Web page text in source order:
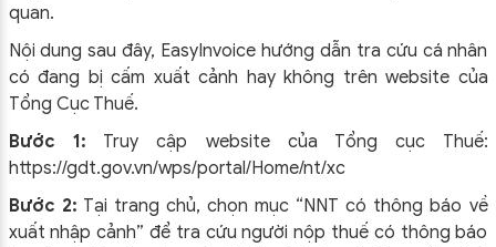
quan.
Nội dung sau đây, EasyInvoice hướng dẫn tra cứu cá nhân
có đang bị cấm xuất cảnh hay không trên website của
Tổng Cục Thuế.
Bước 1: Truy cập website của Tổng cục Thuế:
https://gdt.gov.vn/wps/portal/Home/nt/xc
Bước 2: Tại trang chủ, chọn mục “NNT có thông báo về
xuất nhập cảnh” để tra cứu người nộp thuế có thông báo